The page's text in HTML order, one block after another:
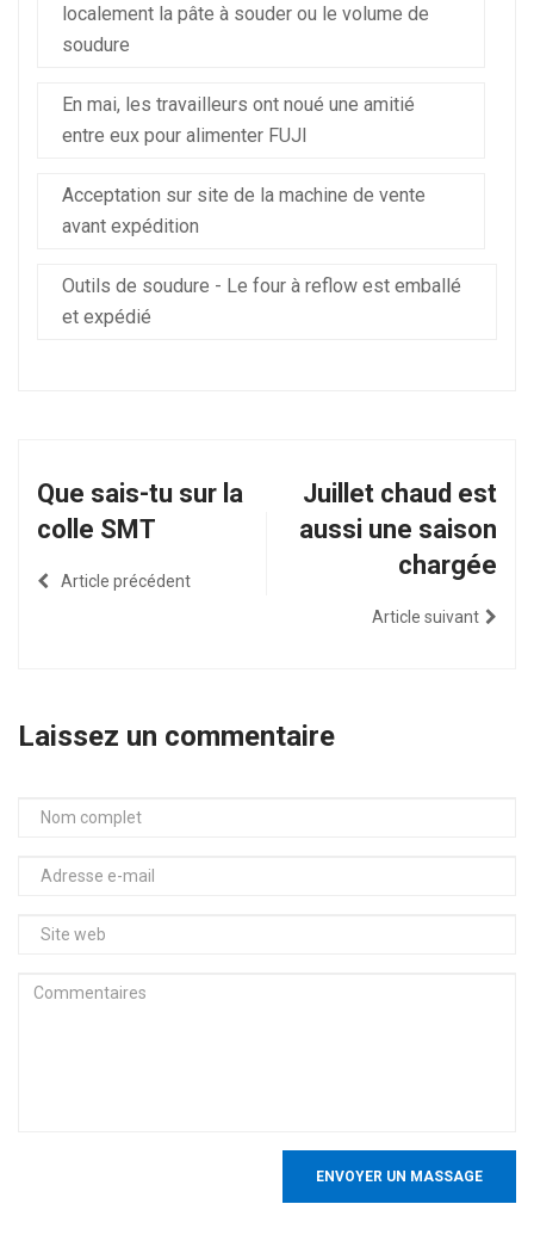
localement la pâte à souder ou le volume de
soudure
En mai, les travailleurs ont noué une amitié
entre eux pour alimenter FUJI
Acceptation sur site de la machine de vente
avant expédition
Outils de soudure - Le four à reflow est emballé
et expédié
Que sais-tu sur la
colle SMT
Article précédent
Juillet chaud est
aussi une saison
chargée
Article suivant
Laissez un commentaire
ENVOYER UN MASSAGE